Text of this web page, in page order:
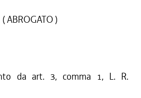
( ABROGATO )
da art. 3, comma 1, L. R.